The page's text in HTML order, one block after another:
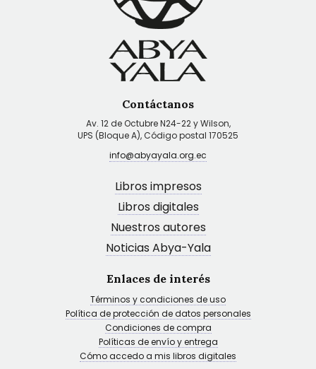
Contáctanos
Av. 12 de Octubre N24-22 y Wilson,
UPS (Bloque A), Código postal 170525
info@abyayala.org.ec
Libros impresos
Libros digitales
Nuestros autores
Noticias Abya-Yala
Enlaces de interés
Términos y condiciones de uso
Política de protección de datos personales
Condiciones de compra
Políticas de envío y entrega
Cómo accedo a mis libros digitales